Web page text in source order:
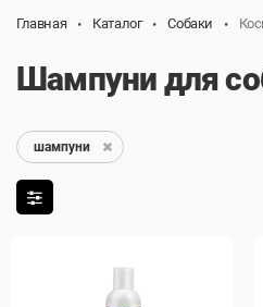
Главная Каталог Собаки
Шампуни для
шампуни